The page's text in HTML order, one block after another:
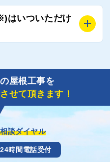
根コネクトとしても全面的
ご相談ください。可能な限
工事業者を選定させていた
は、専門家による視察と必
はいついただけ
バック(※)申込みフォーム
上で送信してください。
確認できた日時から翌月末
ただきます。
は契約金額によって異なり
屋根工事を
せて頂きます！
談ダイヤル
時間電話受付